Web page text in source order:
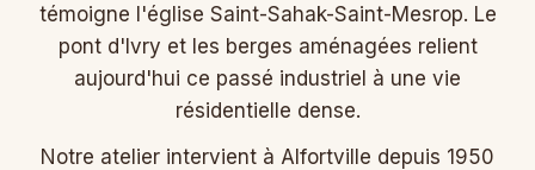
témoigne l'église Saint-Sahak-Saint-Mesrop. Le
pont d'Ivry et les berges aménagées relient
aujourd'hui ce passé industriel à une vie
résidentielle dense.
Notre atelier intervient à Alfortville depuis 1950